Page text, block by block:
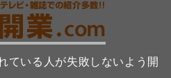
ている人が失敗しないよう開